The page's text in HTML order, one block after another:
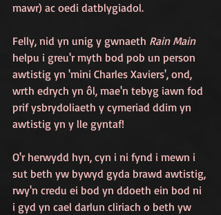
mawr) ac oedi datblygiadol.
Felly, nid yn unig y gwnaeth Rain Main
helpu i greu'r myth bod pob un person
awtistig yn 'mini Charles Xaviers', ond,
wrth edrych yn ôl, mae'n tebyg iawn fod
prif ysbrydoliaeth y cymeriad ddim yn
awtistig yn y lle gyntaf!
O'r herwydd hyn, cyn i ni fynd i mewn i
sut beth yw bywyd gyda brawd awtistig,
rwy'n credu ei bod yn ddoeth ein bod ni
i gyd yn cael darlun cliriach o beth yw